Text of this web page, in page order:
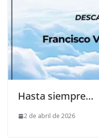
Hasta siempre…
2 de abril de 2026